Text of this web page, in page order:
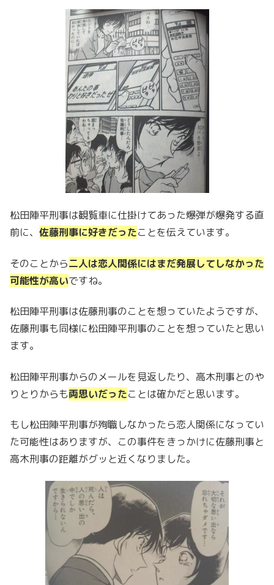
松田陣平刑事は観覧車に仕掛けてあった爆弾が爆発する直
前に、 佐藤刑事に好きだったことを伝えています。
そのことから二人は恋人関係にはまだ発展してしなかった
可能性が高いですね。
松田陣平刑事は佐藤刑事のことを想っていたようですが、
佐藤刑事も同様に松田陣平刑事のことを想っていたと思い
ます。
松田陣平刑事からのメールを見返したり、高木刑事とのや
りとりからも両思いだったことは確かだと思います。
もし松田陣平刑事が殉職しなかったら恋人関係になってい
た可能性はありますが、この事件をきっかけに佐藤刑事と
高木刑事の距離がグッと近くなりました。